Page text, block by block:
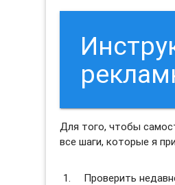
Для того, чтобы
все шаги, которые я
Проверить